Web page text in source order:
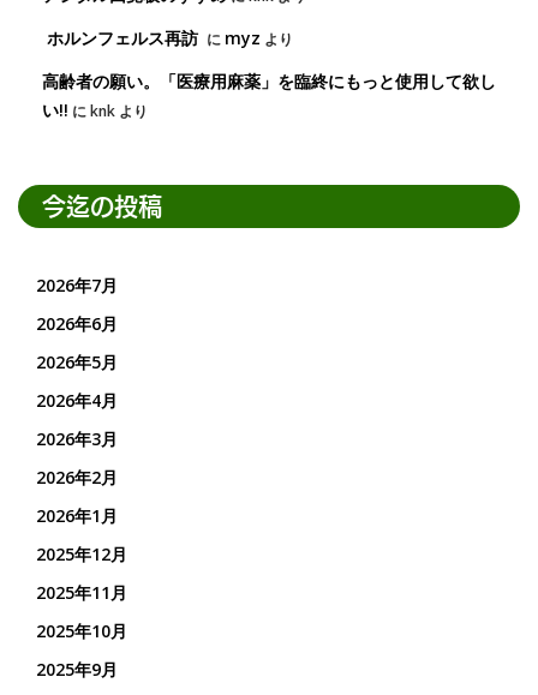
ホルンフェルス再訪 に myz より
高齢者の願い。「医療用麻薬」を臨終にもっと使用して欲し
い!! にknk より
今迄の投稿
2026年7月
2026年6月
2026年5月
2026年4月
2026年3月
2026年2月
2026年1月
2025年12月
2025年11月
2025年10月
2025年9月